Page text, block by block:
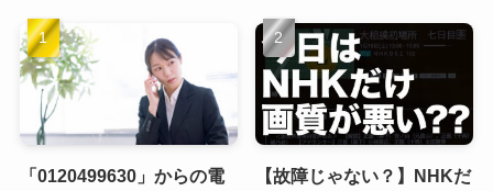
「0120499630」からの電
【故障じゃない？】NHKだ